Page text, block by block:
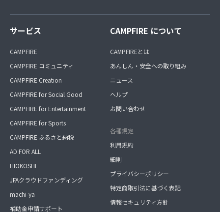
サービス
CAMPFIRE
CAMPFIRE コミュニティ
CAMPFIRE Creation
CAMPFIRE for Social Good
CAMPFIRE for Entertainment
CAMPFIRE for Sports
CAMPFIRE ふるさと納税
AD FOR ALL
HIOKOSHI
JFAクラウドファンディング
machi-ya
補助金申請サポート
CAMPFIRE について
CAMPFIREとは
あんしん・安全への取り組み
ニュース
ヘルプ
お問い合わせ
各種規定
利用規約
細則
プライバシーポリシー
特定商取引法に基づく表記
情報セキュリティ方針